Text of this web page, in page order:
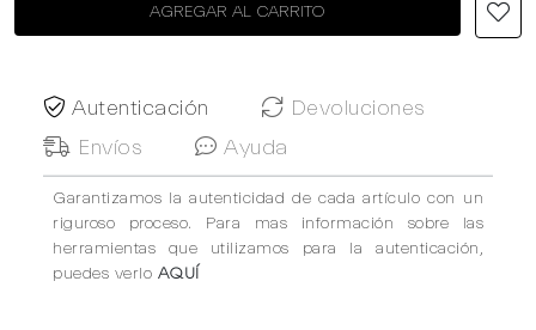
AGREGAR AL CARRITO
Autenticación
Devoluciones
Envíos
Ayuda
Garantizamos la autenticidad de cada artículo con un
riguroso proceso. Para mas información sobre las
herramientas que utilizamos para la autenticación,
puedes verlo AQUÍ